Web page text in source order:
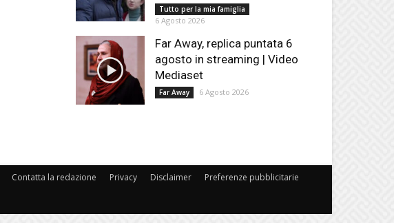
Tutto per la mia famiglia
6 Agosto 2026
Far Away, replica puntata 6
agosto in streaming | Video
Mediaset
Far Away 6 Agosto 2026
Contatta la redazione Privacy Disclaimer Preferenze pubblicitarie